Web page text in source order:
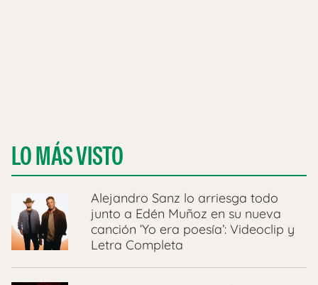
LO MÁS VISTO
Alejandro Sanz lo arriesga todo
junto a Edén Muñoz en su nueva
canción ‘Yo era poesía’: Videoclip y
Letra Completa